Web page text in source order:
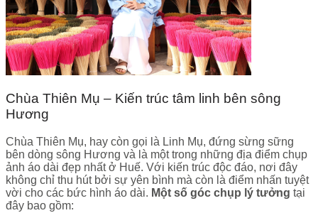
Chùa Thiên Mụ – Kiến trúc tâm linh bên sông
Hương
Chùa Thiên Mụ, hay còn gọi là Linh Mụ, đứng sừng sững
bên dòng sông Hương và là một trong những địa điểm chụp
ảnh áo dài đẹp nhất ở Huế. Với kiến trúc độc đáo, nơi đây
không chỉ thu hút bởi sự yên bình mà còn là điểm nhấn tuyệt
vời cho các bức hình áo dài. Một số góc chụp lý tưởng tại
đây bao gồm: